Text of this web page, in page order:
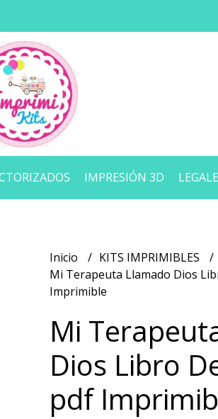
IMPRESIÓN 3D
Inicio KITS IMPRIMIBLES
Mi Terapeuta Llamado Dios
Imprimible
Mi
Dios Libro
pdf